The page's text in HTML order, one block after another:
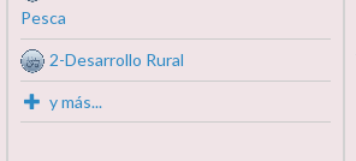
Pesca
2-Desarrollo Rural
y más...